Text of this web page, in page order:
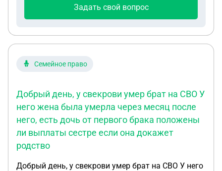
Задать свой вопрос
Семейное право
Добрый день, у свекрови умер брат на СВО У
него жена была умерла через месяц после
него, есть дочь от первого брака положены
ли выплаты сестре если она докажет
родство
Добрый день, у свекрови умер брат на СВО У него